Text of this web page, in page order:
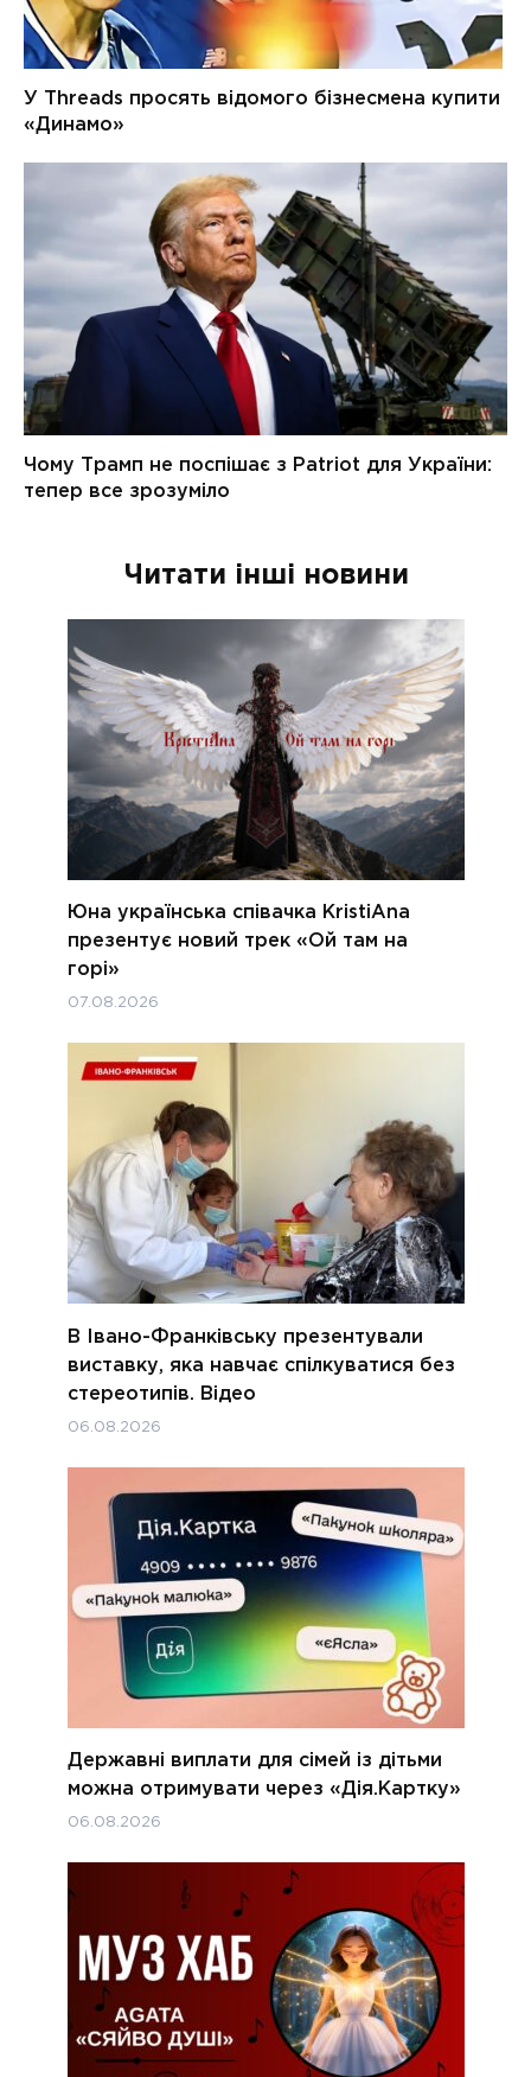
Читати інші новини
Юна українська співачка KristiAna
презентує новий трек «Ой там на
горі»
07.08.2026
В Івано-Франківську презентували
виставку, яка навчає спілкуватися без
стереотипів. Відео
06.08.2026
Державні виплати для сімей із дітьми
можна отримувати через «Дія.Картку»
06.08.2026